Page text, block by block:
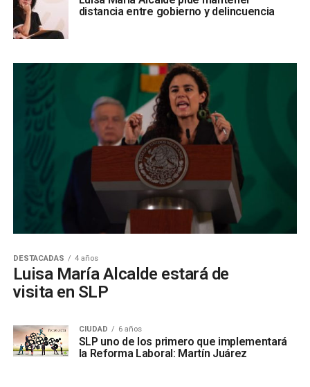
distancia entre gobierno y delincuencia
DESTACADAS 4 años
Luisa María Alcalde estará de
visita en SLP
CIUDAD 6 años
SLP uno de los primero que implementará
la Reforma Laboral: Martín Juárez